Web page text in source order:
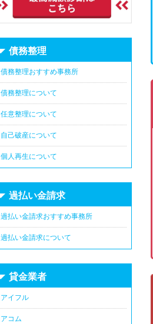
債務整理
債務整理おすすめ事務所
債務整理について
任意整理について
自己破産について
個人再生について
過払い金請求
過払い金請求おすすめ事務所
過払い金請求について
貸金業者
アイフル
アコム